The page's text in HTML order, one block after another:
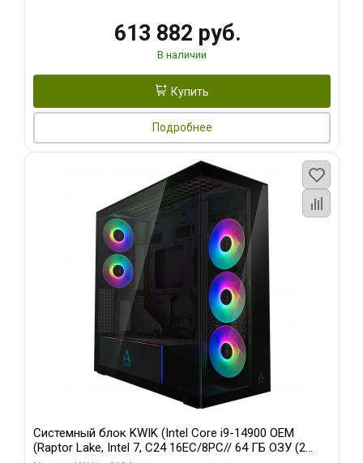
613 882 руб.
В наличии
Купить
Подробнее
Системный блок KWIK (Intel Core i9-14900 OEM
(Raptor Lake, Intel 7, C24 16EC/8PC// 64 ГБ ОЗУ (2